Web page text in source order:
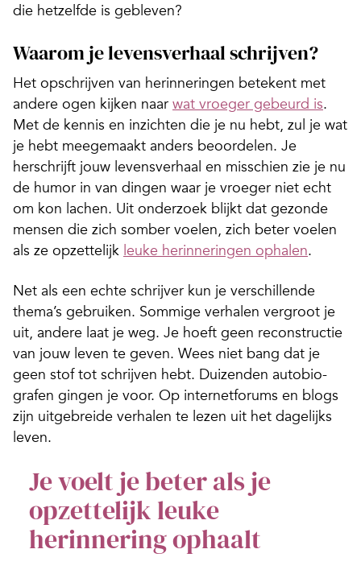
die hetzelfde is gebleven?
Waarom je levensverhaal schrijven?
Het opschrijven van herinneringen betekent met
andere ogen kijken naar wat vroeger gebeurd is.
Met de kennis en inzichten die je nu hebt, zul je wat
je hebt meegemaakt anders beoordelen. Je
herschrijft jouw levensverhaal en misschien zie je nu
de humor in van dingen waar je vroeger niet echt
om kon lachen. Uit onderzoek blijkt dat gezonde
mensen die zich somber voelen, zich beter voelen
als ze opzettelijk leuke herinneringen ophalen.
Net als een echte schrijver kun je verschillende
thema’s gebruiken. Sommige verhalen vergroot je
uit, andere laat je weg. Je hoeft geen reconstructie
van jouw leven te geven. Wees niet bang dat je
geen stof tot schrijven hebt. Duizenden autobio­
grafen gingen je voor. Op internetforums en blogs
zijn uitgebreide verhalen te lezen uit het dagelijks
leven.
Je voelt je beter als je
opzettelijk leuke
herinnering ophaalt